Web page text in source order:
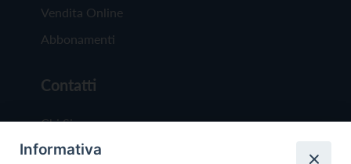
Vendita Online
Abbonamenti
Contatti
Chi Siamo
Redazione
Informativa